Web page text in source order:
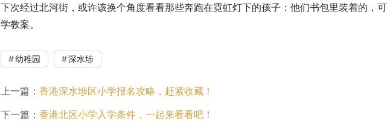
下次经过北河街，或许该换个角度看看那些奔跑在霓虹灯下的孩子：他们书包里装着的，
学教案。
幼稚园 深水埗
上一篇： 香港深水埗区小学报名攻略，赶紧收藏！
下一篇： 香港北区小学入学条件，一起来看看吧！